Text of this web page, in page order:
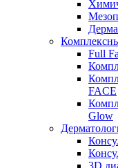
Full
FACE
Glow
3D